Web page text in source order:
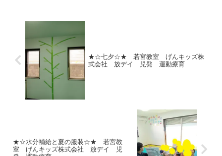
★☆七夕☆★ 若宮教室 げんキッズ株
式会社 放デイ 児発 運動療育
★☆水分補給と夏の服装☆★ 若宮教
室 げんキッズ株式会社 放デイ 児